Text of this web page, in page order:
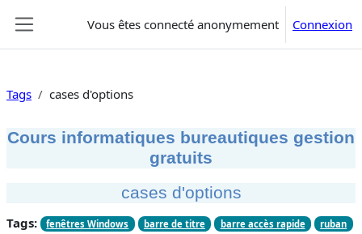
Vous êtes connecté anonymement Connexion
Tags cases d'options
Cours informatiques bureautiques gestion
gratuits
cases d'options
Tags: fenêtres Windows barre de titre barre accès rapide
ruban